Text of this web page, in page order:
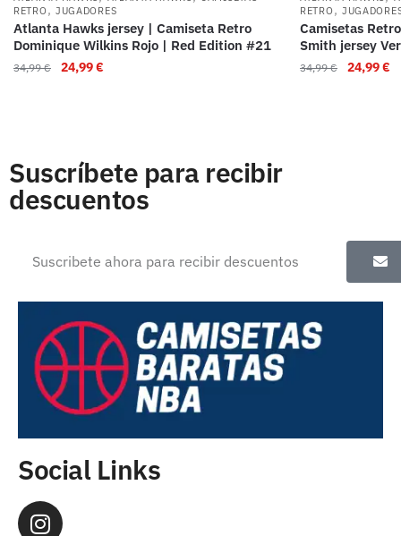
RETRO , JUGADORES
Atlanta Hawks jersey | Camiseta Retro
Dominique Wilkins Rojo | Red Edition #21
34,99€ 24,99€
RETRO ,
Camisetas
Smith jersey
34,99€ 24,99€
Suscríbete para recibir
descuentos
Social Links